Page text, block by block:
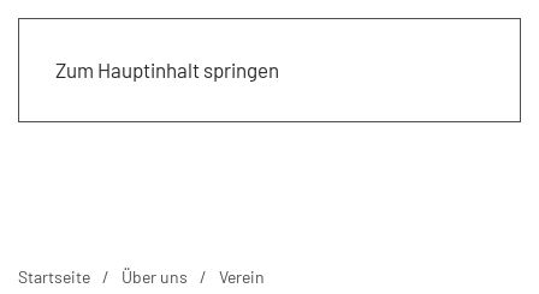
Zum Hauptinhalt springen
Startseite Über uns Verein